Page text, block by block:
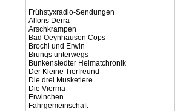
Frühstyxradio-Sendungen
Alfons Derra
Arschkrampen
Bad Oeynhausen Cops
Brochi und Erwin
Brungs unterwegs
Bunkenstedter Heimatchronik
Der Kleine Tierfreund
Die drei Musketiere
Die Vierma
Erwinchen
Fahrgemeinschaft